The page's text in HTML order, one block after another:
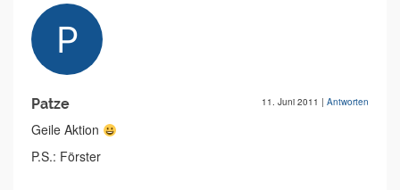
Patze 11. Juni 2011 | Antworten
Geile Aktion
P.S.: Förster